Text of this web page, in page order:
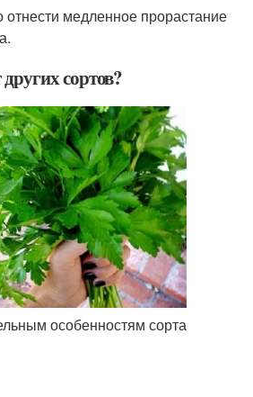
медленное прорастание
сортов?
особенностям сорта